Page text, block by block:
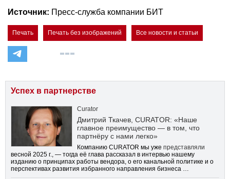
Источник: Пресс-служба компании БИТ
Печать Печать без изображений Все новости и статьи
Успех в партнерстве
Curator
Дмитрий Ткачев, CURATOR: «Наше
главное преимущество — в том, что
партнёру с нами легко»
Компанию CURATOR мы уже представляли
весной 2025 г., — тогда её глава рассказал в интервью нашему
изданию о принципах работы вендора, о его канальной политике и о
перспективах развития избранного направления бизнеса …